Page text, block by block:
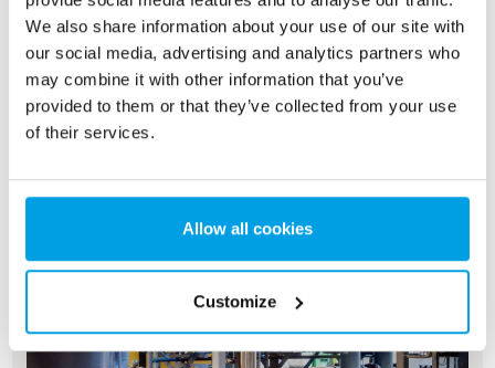
We also share information about your use of our site with
our social media, advertising and analytics partners who
may combine it with other information that you’ve
provided to them or that they’ve collected from your use
of their services.
Allow all cookies
Customize